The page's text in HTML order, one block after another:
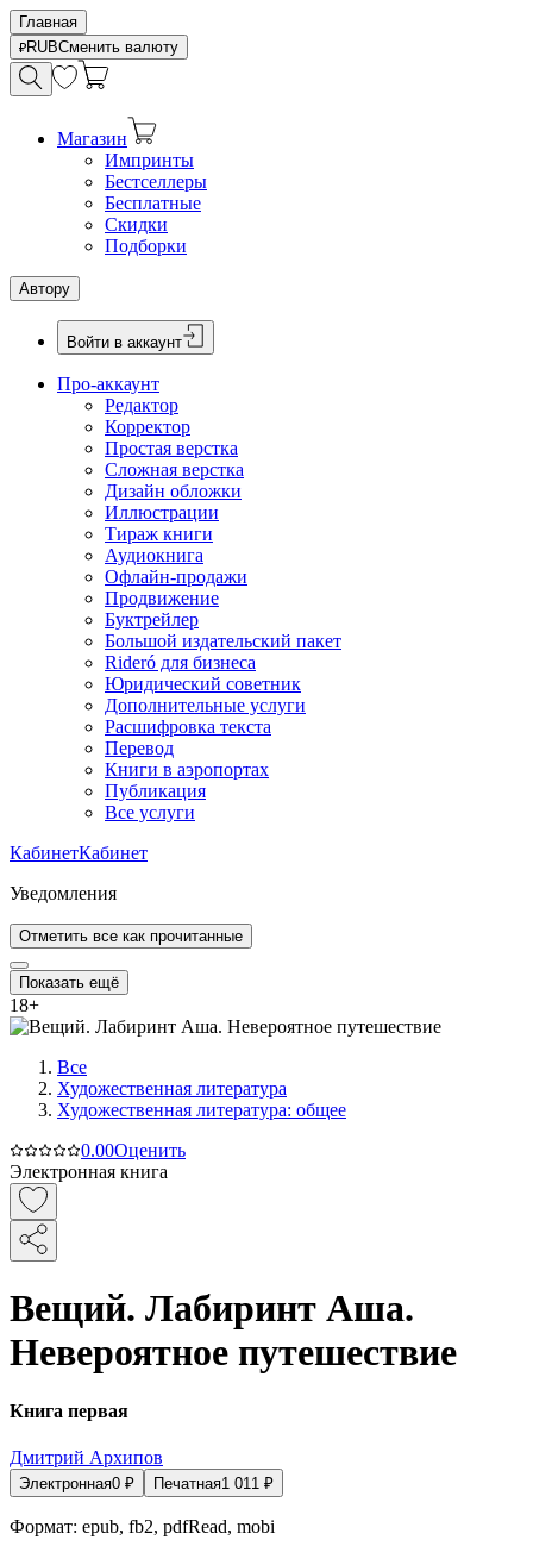
Главная
RUBСменить валюту
Магазин
Импринты
Бестселлеры
Бесплатные
Скидки
Подборки
Автору
Войти в аккаунт
Про-аккаунт
Редактор
Корректор
Простая верстка
Сложная верстка
Дизайн обложки
Иллюстрации
Тираж книги
Аудиокнига
Офлайн-продажи
Продвижение
Буктрейлер
Большой издательский пакет
Rideró для бизнеса
Юридический советник
Дополнительные услуги
Расшифровка текста
Перевод
Книги в аэропортах
Публикация
Все услуги
КабинетКабинет
Уведомления
Отметить все как прочитанные
Показать ещё
18+
Все
Художественная литература
Художественная литература: общее
0.00Оценить
Электронная книга
Вещий. Лабиринт Аша.
Невероятное путешествие
Книга первая
Дмитрий Архипов
Электронная0 ₽ Печатная1 011 ₽
Формат: epub, fb2, pdfRead, mobi